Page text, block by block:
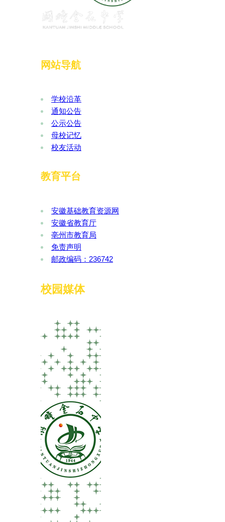
网站导航
学校沿革
通知公告
公示公告
母校记忆
校友活动
教育平台
安徽基础教育资源网
安徽省教育厅
亳州市教育局
免责声明
邮政编码：236742
校园媒体